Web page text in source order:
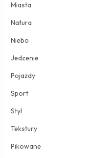
Miasta
Natura
Niebo
Jedzenie
Pojazdy
Sport
Styl
Tekstury
Pikowane